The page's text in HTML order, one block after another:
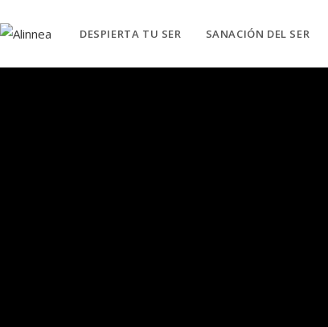
DESPIERTA TU SER SANACIÓN DEL SER